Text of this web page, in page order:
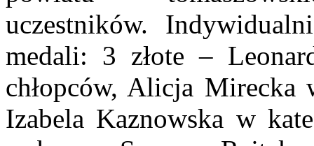
uczestników.
medali: 3 złote –
chłopców, Alicja
Izabela Kaznowska w